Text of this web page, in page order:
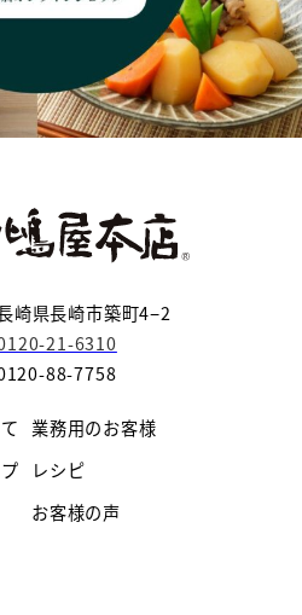
崎県長崎市築町4−2
21-6310
88-7758
業務用のお客様
レシピ
お客様の声